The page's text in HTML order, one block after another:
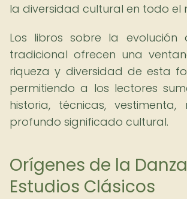
la diversidad cultural en todo el
Los libros sobre la
tradicional ofrecen una
riqueza y diversidad de esta
permitiendo a los lectores
historia, técnicas,
profundo significado cultural.
Orígenes de la
Estudios Clásicos